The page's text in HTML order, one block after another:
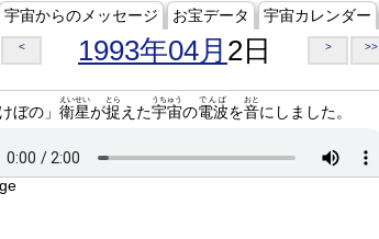
宇宙からのメッセージ お宝データ 宇宙カレンダー
< 1993年04月 2日 > >>
ぼの」 衛星
えいせい
が捉
とら
えた宇宙
うちゅう
の電波
でんぱ
を音
おと
にしました。